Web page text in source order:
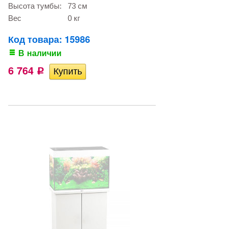
Высота тумбы:
73 см
Вес
0 кг
Код товара: 15986
В наличии
6 764 Р